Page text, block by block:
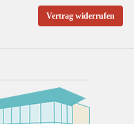
Vertrag widerrufen